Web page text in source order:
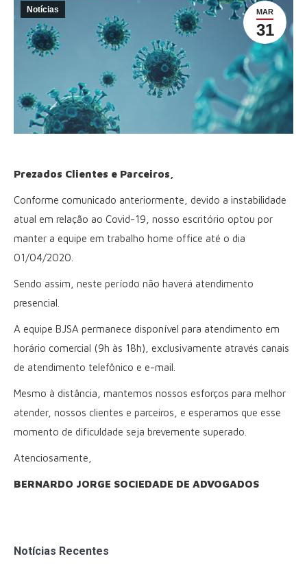
MAR
31
Notícias
Prezados Clientes e Parceiros,
Conforme comunicado anteriormente, devido a instabilidade
atual em relação ao Covid-19, nosso escritório optou por
manter a equipe em trabalho home office até o dia
01/04/2020.
Sendo assim, neste período não haverá atendimento
presencial.
A equipe BJSA permanece disponível para atendimento em
horário comercial (9h às 18h), exclusivamente através canais
de atendimento telefônico e e-mail.
Mesmo à distância, mantemos nossos esforços para melhor
atender, nossos clientes e parceiros, e esperamos que esse
momento de dificuldade seja brevemente superado.
Atenciosamente,
BERNARDO JORGE SOCIEDADE DE ADVOGADOS
Notícias Recentes